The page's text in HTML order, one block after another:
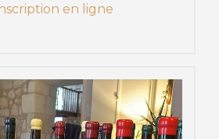
en ligne